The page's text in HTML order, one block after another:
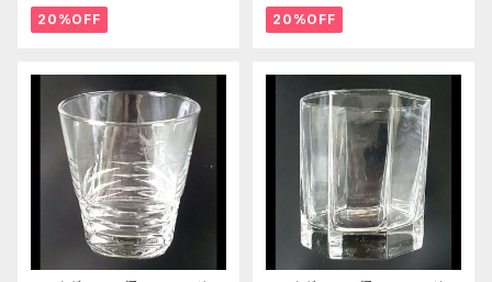
20%OFF 20%OFF